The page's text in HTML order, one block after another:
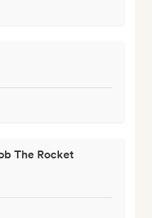
The Rocket